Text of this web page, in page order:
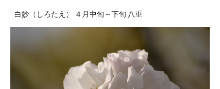
白妙（しろたえ） ４月中旬～下旬 八重